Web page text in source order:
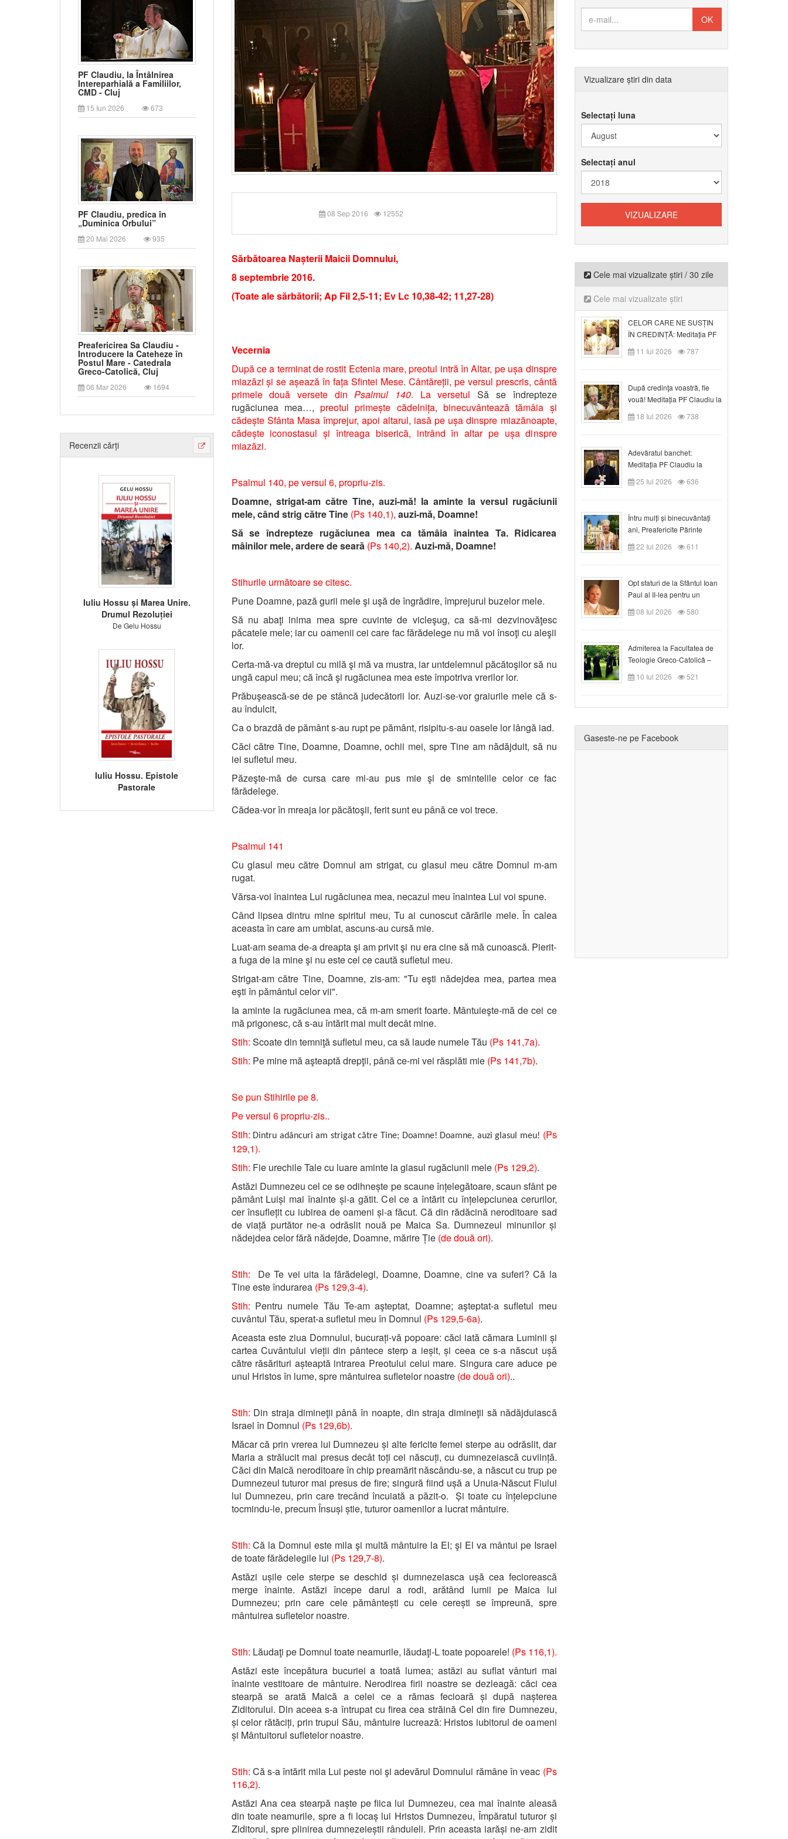
PF Claudiu, la Întâlnirea
Intereparhială a Familiilor,
CMD - Cluj
15 Iun 2026 673
PF Claudiu, predica în
„Duminica Orbului”
20 Mai 2026 935
Preafericirea Sa Claudiu -
Introducere la Cateheze în
Postul Mare - Catedrala
Greco-Catolică, Cluj
06 Mar 2026 1694
Recenzii cărți
Iuliu Hossu și Marea Unire.
Drumul Rezoluției
De Gelu Hossu
Iuliu Hossu. Epistole
Pastorale
08 Sep 2016 12552
Sărbătoarea Nașterii Maicii Domnului,
8 septembrie 2016.
(Toate ale sărbătorii; Ap Fil 2,5-11; Ev Lc 10,38-42; 11,27-28)
Vecernia
După ce a terminat de rostit Ectenia mare, preotul intră în Altar, pe ușa dinspre
miazăzi și se așează în fața Sfintei Mese. Cântăreții, pe versul prescris, cântă
primele două versete dinPsalmul 140. La versetulSă se îndrepteze
rugăciunea mea…, preotul primește cădelnița, binecuvântează tămâia și
cădește Sfânta Masa împrejur, apoi altarul, iasă pe ușa dinspre miazănoapte,
cădește iconostasul și întreaga biserică, intrând în altar pe ușa dinspre
miazăzi.
Psalmul 140, pe versul 6, propriu-zis.
Doamne, strigat-am către Tine, auzi-mă! Ia aminte la versul rugăciunii
mele, când strig către Tine (Ps 140,1), auzi-mă, Doamne!
Să se îndrepteze rugăciunea mea ca tămâia înaintea Ta. Ridicarea
mâinilor mele, ardere de seară (Ps 140,2). Auzi-mă, Doamne!
Stihurile următoare se citesc.
Pune Doamne, pază gurii mele şi uşă de îngrădire, împrejurul buzelor mele.
Să nu abaţi inima mea spre cuvinte de vicleşug, ca să-mi dezvinovăţesc
păcatele mele; iar cu oamenii cei care fac fărădelege nu mă voi însoţi cu aleşii
lor.
Certa-mă-va dreptul cu milă şi mă va mustra, iar untdelemnul păcătoşilor să nu
ungă capul meu; că încă şi rugăciunea mea este împotriva vrerilor lor.
Prăbuşească-se de pe stâncă judecătorii lor. Auzi-se-vor graiurile mele că s-
au îndulcit,
Ca o brazdă de pământ s-au rupt pe pământ, risipitu-s-au oasele lor lângă iad.
Căci către Tine, Doamne, Doamne, ochii mei, spre Tine am nădăjduit, să nu
iei sufletul meu.
Păzeşte-mă de cursa care mi-au pus mie şi de smintelile celor ce fac
fărădelege.
Cădea-vor în mreaja lor păcătoşii, ferit sunt eu până ce voi trece.
Psalmul 141
Cu glasul meu către Domnul am strigat, cu glasul meu către Domnul m-am
rugat.
Vărsa-voi înaintea Lui rugăciunea mea, necazul meu înaintea Lui voi spune.
Când lipsea dintru mine spiritul meu, Tu ai cunoscut cărările mele. În calea
aceasta în care am umblat, ascuns-au cursă mie.
Luat-am seama de-a dreapta şi am privit şi nu era cine să mă cunoască. Pierit-
a fuga de la mine şi nu este cel ce caută sufletul meu.
Strigat-am către Tine, Doamne, zis-am: "Tu eşti nădejdea mea, partea mea
eşti în pământul celor vii".
Ia aminte la rugăciunea mea, că m-am smerit foarte. Mântuieşte-mă de cei ce
mă prigonesc, că s-au întărit mai mult decât mine.
Stih: Scoate din temniţă sufletul meu, ca să laude numele Tău (Ps 141,7a).
Stih: Pe mine mă aşteaptă drepţii, până ce-mi vei răsplăti mie (Ps 141,7b).
Se pun Stihirile pe 8.
Pe versul 6 propriu-zis..
Stih: Dintru adâncuri am strigat către Tine; Doamne! Doamne, auzi glasul meu! (Ps
129,1).
Stih: Fie urechile Tale cu luare aminte la glasul rugăciunii mele (Ps 129,2).
Astăzi Dumnezeu cel ce se odihnește pe scaune înțelegătoare, scaun sfânt pe
pământ Luiși mai înainte și-a gătit. Cel ce a întărit cu înțelepciunea cerurilor,
cer însuflețit cu iubirea de oameni și-a făcut. Că din rădăcină neroditoare sad
de viață purtător ne-a odrăslit nouă pe Maica Sa. Dumnezeul minunilor și
nădejdea celor fără nădejde, Doamne, mărire Ție (de două ori).
Stih:
De Te vei uita la fărădelegi, Doamne, Doamne, cine va suferi? Că la
Tine este îndurarea (Ps 129,3-4).
Stih: Pentru numele Tău Te-am aşteptat, Doamne; aşteptat-a sufletul meu
cuvântul Tău, sperat-a sufletul meu în Domnul (Ps 129,5-6a).
Aceasta este ziua Domnului, bucurați-vă popoare: căci iată cămara Luminii și
cartea Cuvântului vieții din pântece sterp a ieșit, și ceea ce s-a născut ușă
către răsărituri așteaptă intrarea Preotului celui mare. Singura care aduce pe
unul Hristos în lume, spre mântuirea sufletelor noastre (de două ori)..
Stih: Din straja dimineţii până în noapte, din straja dimineţii să nădăjduiască
Israel în Domnul (Ps 129,6b).
Măcar că prin vrerea lui Dumnezeu și alte fericite femei sterpe au odrăslit, dar
Maria a strălucit mai presus decât toți cei născuți, cu dumnezeiască cuviință.
Căci din Maică neroditoare în chip preamărit născându-se, a născut cu trup pe
Dumnezeul tuturor mai presus de fire; singură fiind ușă a Unuia-Născut Fiului
lui Dumnezeu, prin care trecând încuiată a păzit-o. Și toate cu înțelepciune
tocmindu-le, precum Însuși știe, tuturor oamenilor a lucrat mântuire.
Stih:Că la Domnul este mila şi multă mântuire la El; şi El va mântui pe Israel
de toate fărădelegile lui (Ps 129,7-8).
Astăzi ușile cele sterpe se deschid și dumnezeiasca ușă cea feciorească
merge înainte. Astăzi începe darul a rodi, arătând lumii pe Maica lui
Dumnezeu; prin care cele pământești cu cele cerești se împreună, spre
mântuirea sufletelor noastre.
Stih: Lăudaţi pe Domnul toate neamurile, lăudaţi-L toate popoarele! (Ps 116,1).
Astăzi este începătura bucuriei a toată lumea; astăzi au suflat vânturi mai
înainte vestitoare de mântuire. Nerodirea firii noastre se dezleagă: căci cea
stearpă se arată Maică a celei ce a rămas fecioară și după nașterea
Ziditorului. Din aceea s-a întrupat cu firea cea străină Cel din fire Dumnezeu,
și celor rătăciți, prin trupul Său, mântuire lucrează: Hristos iubitorul de oameni
și Mântuitorul sufletelor noastre.
Stih: Că s-a întărit mila Lui peste noi şi adevărul Domnului rămâne în veac (Ps
116,2).
Astăzi Ana cea stearpă naște pe fiica lui Dumnezeu, cea mai înainte aleasă
din toate neamurile, spre a fi locaș lui Hristos Dumnezeu, Împăratul tuturor și
Ziditorul, spre plinirea dumnezeieștii rânduieli. Prin aceasta iarăși ne-am zidit
Vizualizare știri din data
Selectați luna
Selectați anul
Cele mai vizualizate știri / 30 zile
Cele mai vizualizate știri
CELOR CARE NE SUSȚIN
ÎN CREDINȚĂ: Meditația PF
Claudiu la Duminica a VI-a
după Rusalii
11 Iul 2026 787
După credinţa voastră, fie
vouă! Meditația PF Claudiu la
duminica a VII-a după Rusalii
18 Iul 2026 738
Adevăratul banchet:
Meditația PF Claudiu la
Duminica a VIII-a după
Rusalii
25 Iul 2026 636
Întru mulți și binecuvântați
ani, Preafericite Părinte
Claudiu!
22 Iul 2026 611
Opt sfaturi de la Sfântul Ioan
Paul al II-lea pentru un
creștin
08 Iul 2026 580
Admiterea la Facultatea de
Teologie Greco-Catolică –
Departamentul Blaj în anul
universitar 2026/2027
10 Iul 2026 521
Gaseste-ne pe Facebook